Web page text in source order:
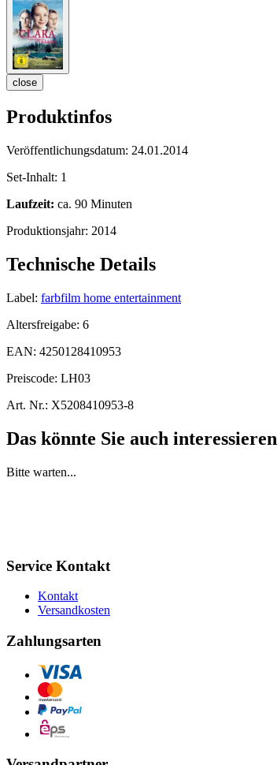
close
Produktinfos
Veröffentlichungsdatum: 24.01.2014
Set-Inhalt: 1
Laufzeit: ca. 90 Minuten
Produktionsjahr: 2014
Technische Details
Label: farbfilm home entertainment
Altersfreigabe: 6
EAN: 4250128410953
Preiscode: LH03
Art. Nr.: X5208410953-8
Das könnte Sie auch interessieren
Bitte warten...
Service Kontakt
Kontakt
Versandkosten
Zahlungsarten